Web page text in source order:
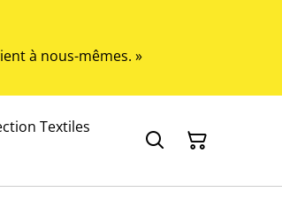
à nous-mêmes. »
Textiles